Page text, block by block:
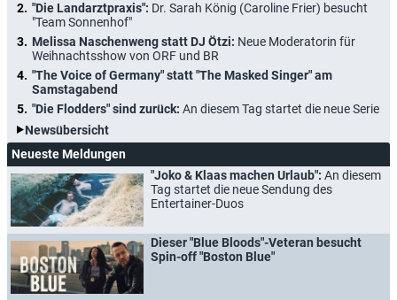
"Die Landarztpraxis": Dr. Sarah König (Caroline Frier) besucht
"Team Sonnenhof"
Melissa Naschenweng statt DJ Ötzi: Neue Moderatorin für
Weihnachtsshow von ORF und BR
"The Voice of Germany" statt "The Masked Singer" am
Samstagabend
"Die Flodders" sind zurück: An diesem Tag startet die neue Serie
Newsübersicht
Neueste Meldungen
"Joko & Klaas machen Urlaub": An diesem
Tag startet die neue Sendung des
Entertainer-Duos
Dieser "Blue Bloods"-Veteran besucht
Spin-off "Boston Blue"